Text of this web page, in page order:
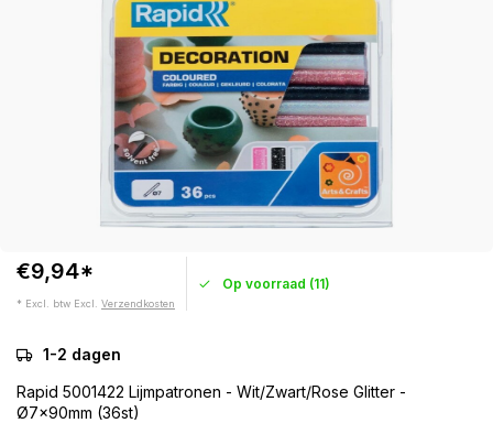
€9,94*
* Excl. btw Excl. Verzendkosten
Op voorraad (11)
1-2 dagen
Rapid 5001422 Lijmpatronen - Wit/Zwart/Rose Glitter -
Ø7x90mm (36st)